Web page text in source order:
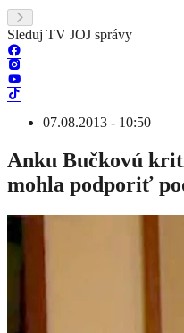
Sleduj TV JOJ správy
07.08.2013 - 10:50
Anku Bučkovú
mohla podporiť